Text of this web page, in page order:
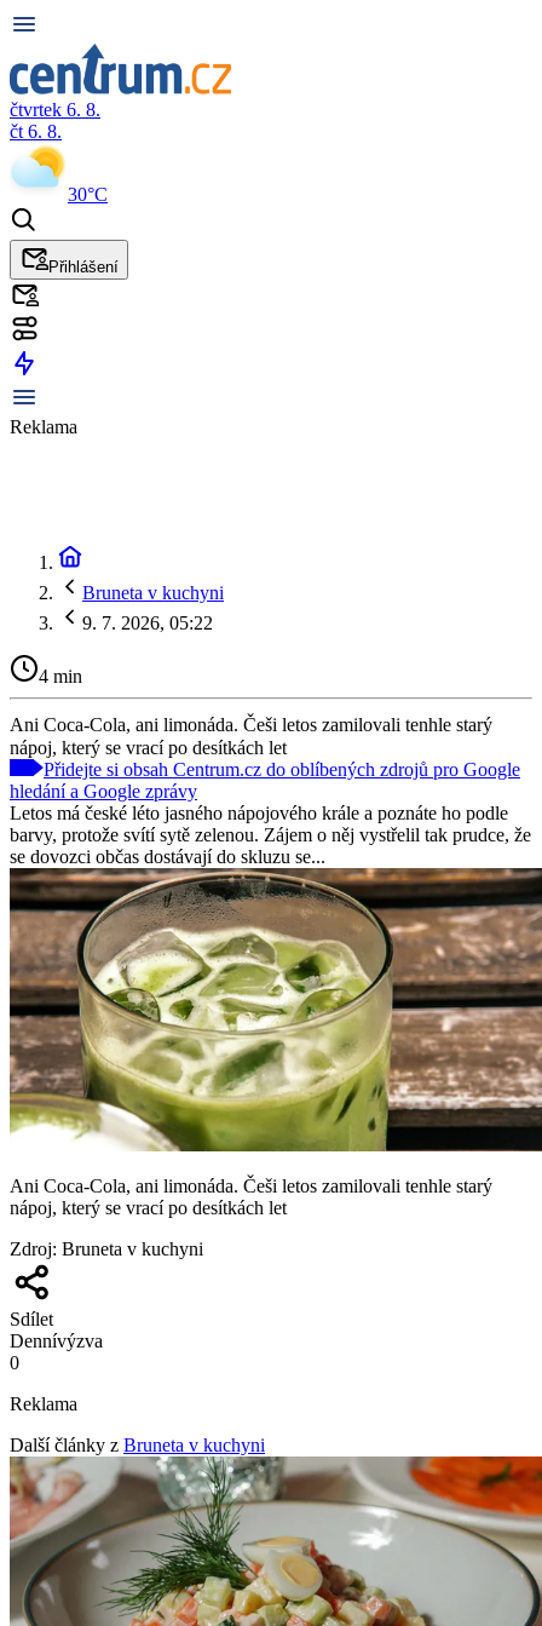
čtvrtek 6. 8.
čt 6. 8.
30°C
Přihlášení
Reklama
Bruneta v kuchyni
9. 7. 2026, 05:22
4 min
Ani Coca-Cola, ani limonáda. Češi letos zamilovali tenhle starý
nápoj, který se vrací po desítkách let
Přidejte si obsah Centrum.cz do oblíbených zdrojů pro Google
hledání a Google zprávy
Letos má české léto jasného nápojového krále a poznáte ho podle
barvy, protože svítí sytě zelenou. Zájem o něj vystřelil tak prudce, že
se dovozci občas dostávají do skluzu se...
Ani Coca-Cola, ani limonáda. Češi letos zamilovali tenhle starý
nápoj, který se vrací po desítkách let
Zdroj: Bruneta v kuchyni
Sdílet
Dennívýzva
0
Reklama
Další články z Bruneta v kuchyni